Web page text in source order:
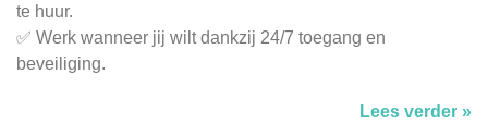
te huur.
✅ Werk wanneer jij wilt dankzij 24/7 toegang en
beveiliging.
Lees verder »